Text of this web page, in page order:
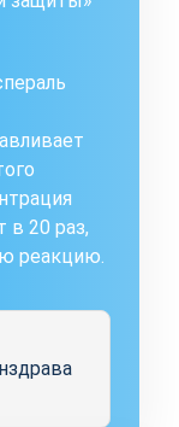
в 20 раз,
реакцию.